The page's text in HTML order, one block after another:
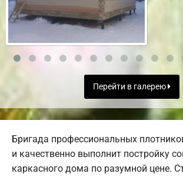
Перейти в галерею
Бригада профессиональных
и качественно выполнит постройку
каркасного дома по разумной цене.